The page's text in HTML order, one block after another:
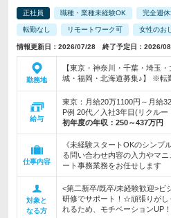
正社員 職種・業種未経験OK 完全週休
転勤なし リモートワーク可 女性のお
情報更新日：2026/07/28 終了予定日：2026/
勤務地
【東京・神奈川・千葉・埼玉
城・福岡・北海道募集♪】 ※転
給与
東京：月給20万1100円～月給
P例 20代／入社3年目(リクルー
初年度の年収： 250～437万円
仕事内容
《未経験スタートOKのシンプ
る問い合わせ内容の入力やマ
ート事務業務をお任せします
対象と
なる方
<第二新卒/既卒/未経験歓迎>ビ
研修でサポート！☆頑張りがし
れるため、モチベーションUP！